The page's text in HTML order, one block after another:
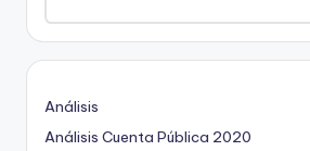
Análisis
Análisis Cuenta Pública 2020